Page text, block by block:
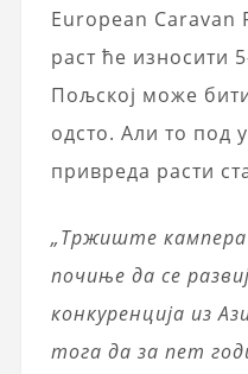
European Caravan
раст ће износити
Пољској може
одсто. Али то под
привреда расти
„Тржиште кампера
почиње да се
конкуренција из
тога да за пет